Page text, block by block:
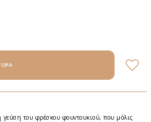
του φρέσκου φουντουκιού, που μόλις